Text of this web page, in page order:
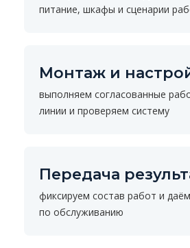
питание, шкафы и сценарии
Монтаж и
выполняем согласованные
линии и проверяем систему
Передача
фиксируем состав работ и
по обслуживанию